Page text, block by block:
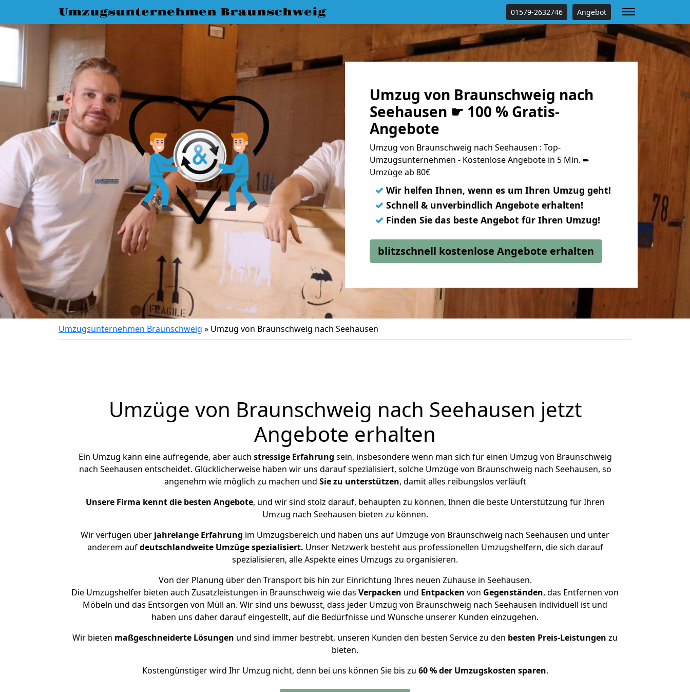
Umzugsunternehmen Braunschweig 01579-2632746 Angebot
Umzug von Braunschweig nach
Seehausen ☛ 100 % Gratis-
Angebote
Umzug von Braunschweig nach Seehausen : Top-
Umzugsunternehmen - Kostenlose Angebote in 5 Min. ➨
Umzüge ab 80€
✓ Wir helfen Ihnen, wenn es um Ihren Umzug geht!
✓ Schnell & unverbindlich Angebote erhalten!
✓ Finden Sie das beste Angebot für Ihren Umzug!
blitzschnell kostenlose Angebote erhalten
Umzugsunternehmen Braunschweig » Umzug von Braunschweig nach Seehausen
Umzüge von Braunschweig nach Seehausen jetzt
Angebote erhalten
Ein Umzug kann eine aufregende, aber auch stressige Erfahrung sein, insbesondere wenn man sich für einen Umzug von Braunschweig
nach Seehausen entscheidet. Glücklicherweise haben wir uns darauf spezialisiert, solche Umzüge von Braunschweig nach Seehausen, so
angenehm wie möglich zu machen und Sie zu unterstützen, damit alles reibungslos verläuft
Unsere Firma kennt die besten Angebote, und wir sind stolz darauf, behaupten zu können, Ihnen die beste Unterstützung für Ihren
Umzug nach Seehausen bieten zu können.
Wir verfügen über jahrelange Erfahrung im Umzugsbereich und haben uns auf Umzüge von Braunschweig nach Seehausen und unter
anderem aufdeutschlandweite Umzüge spezialisiert. Unser Netzwerk besteht aus professionellen Umzugshelfern, die sich darauf
spezialisieren, alle Aspekte eines Umzugs zu organisieren.
Von der Planung über den Transport bis hin zur Einrichtung Ihres neuen Zuhause in Seehausen.
Die Umzugshelfer bieten auch Zusatzleistungen in Braunschweig wie das Verpacken und Entpacken von Gegenständen, das Entfernen von
Möbeln und das Entsorgen von Müll an. Wir sind uns bewusst, dass jeder Umzug von Braunschweig nach Seehausen individuell ist und
haben uns daher darauf eingestellt, auf die Bedürfnisse und Wünsche unserer Kunden einzugehen.
Wir bieten maßgeschneiderte Lösungen und sind immer bestrebt, unseren Kunden den besten Service zu den besten Preis-Leistungen zu
bieten.
Kostengünstiger wird Ihr Umzug nicht, denn bei uns können Sie bis zu 60 % der Umzugskosten sparen.